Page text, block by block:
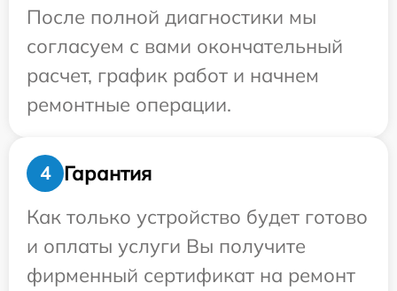
После полной диагностики мы
согласуем с вами окончательный
расчет, график работ и начнем
ремонтные операции.
4
Гарантия
Как только устройство будет готово
и оплаты услуги Вы получите
фирменный сертификат на ремонт